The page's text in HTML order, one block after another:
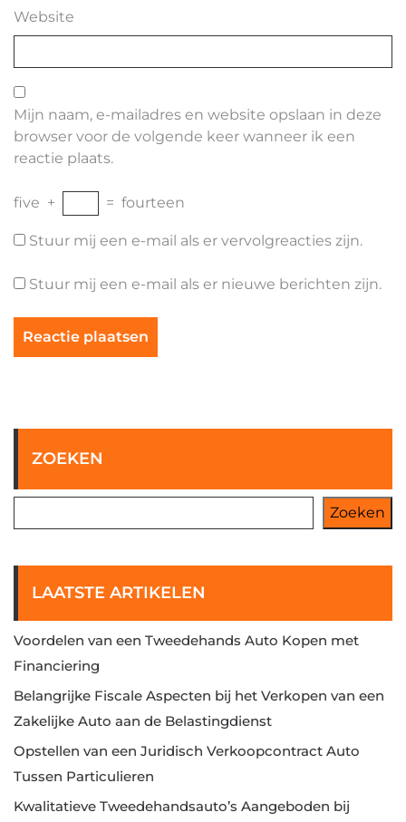
Website
Mijn naam, e-mailadres en website opslaan in deze
browser voor de volgende keer wanneer ik een
reactie plaats.
five + = fourteen
Stuur mij een e-mail als er vervolgreacties zijn.
Stuur mij een e-mail als er nieuwe berichten zijn.
ZOEKEN
Zoeken
LAATSTE ARTIKELEN
Voordelen van een Tweedehands Auto Kopen met
Financiering
Belangrijke Fiscale Aspecten bij het Verkopen van een
Zakelijke Auto aan de Belastingdienst
Opstellen van een Juridisch Verkoopcontract Auto
Tussen Particulieren
Kwalitatieve Tweedehandsauto’s Aangeboden bij